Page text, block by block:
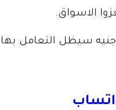
الاسواق.
مصرفية ان بقية الفئات من العملة القديمة اقل من «1000» جنيه سيظل التعامل بها